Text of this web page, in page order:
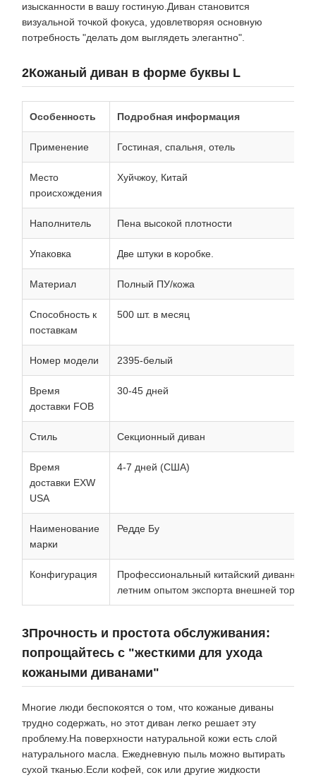
изысканности в вашу гостиную.Диван становится
визуальной точкой фокуса, удовлетворяя основную
потребность "делать дом выглядеть элегантно".
2Кожаный диван в форме буквы L
Особенность Подробная информация
Применение Гостиная, спальня, отель
Место
происхождения
Хуйчжоу, Китай
Наполнитель Пена высокой плотности
Упаковка Две штуки в коробке.
Материал Полный ПУ/кожа
Способность к
поставкам
500 шт. в месяц
Номер модели 2395-белый
Время
доставки FOB
30-45 дней
Стиль Секционный диван
Время
доставки EXW
USA
4-7 дней (США)
Наименование
марки
Редде Бу
Конфигурация
Профессиональный китайский диванный
летним опытом экспорта внешней
3Прочность и простота обслуживания:
попрощайтесь с "жесткими для ухода
кожаными диванами"
Многие люди беспокоятся о том, что кожаные диваны
трудно содержать, но этот диван легко решает эту
проблему.На поверхности натуральной кожи есть слой
натурального масла. Ежедневную пыль можно вытирать
сухой тканью.Если кофей, сок или другие жидкости